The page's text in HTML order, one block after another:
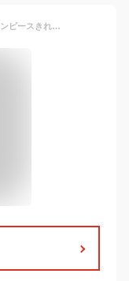
シワになりにくいリブ付きAライン半袖ワンピースきれいめ大人 イージーケア 半袖 レディース シンプル 無地 ゆったり ルーズシルエット ロング ロング丈 ロングワンピース ゆる 楽ちん ドロップショルダー カジュアル ママ 通勤 通学 M-L 送料無料 【メール便不可】